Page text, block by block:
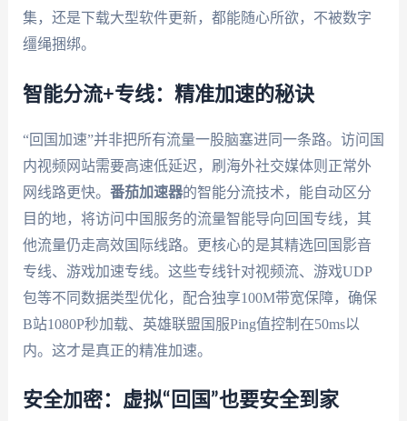
集，还是下载大型软件更新，都能随心所欲，不被数字
缰绳捆绑。
智能分流+专线：精准加速的秘诀
“回国加速”并非把所有流量一股脑塞进同一条路。访问国
内视频网站需要高速低延迟，刷海外社交媒体则正常外
网线路更快。 番茄加速器的智能分流技术，能自动区分
目的地，将访问中国服务的流量智能导向回国专线，其
他流量仍走高效国际线路。更核心的是其精选回国影音
专线、游戏加速专线。这些专线针对视频流、游戏UDP
包等不同数据类型优化，配合独享100M带宽保障，确保
B站1080P秒加载、英雄联盟国服Ping值控制在50ms以
内。这才是真正的精准加速。
安全加密：虚拟“回国”也要安全到家